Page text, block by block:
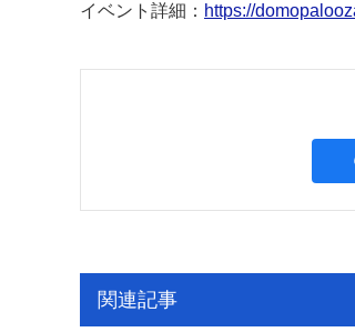
イベント詳細： https://
関連記事